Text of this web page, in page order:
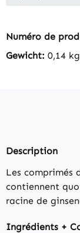
Numéro de
Gewicht: 0,14 kg
Description
Les comprimés
contiennent
racine de
Ingrédients +